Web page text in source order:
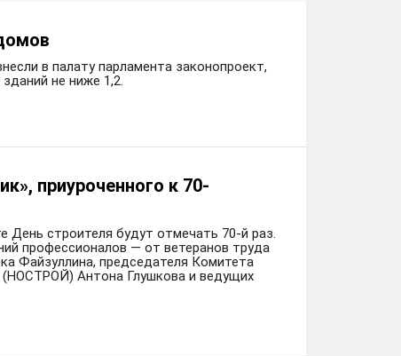
в палату парламента законопроект,
не ниже 1,2.
приуроченного к 70-
День строителя будут отмечать 70-й раз.
профессионалов — от ветеранов труда
Файзуллина, председателя Комитета
(НОСТРОЙ) Антона Глушкова и ведущих